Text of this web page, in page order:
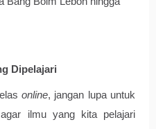
Dipelajari
online, jangan lupa untuk
ilmu yang kita pelajari